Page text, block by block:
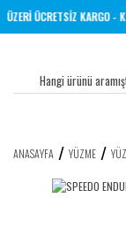
1000 TL VE ÜZERİ
ANASAYFA YÜZME